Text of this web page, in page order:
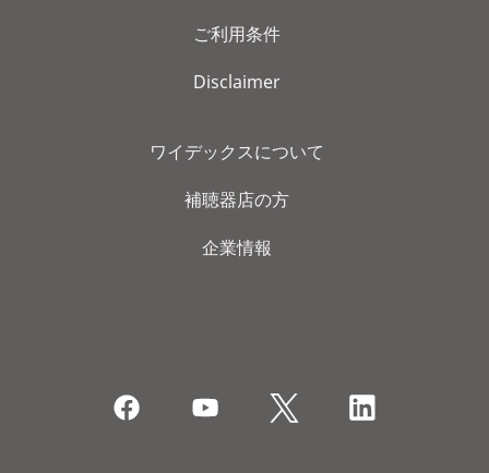
ご利用条件
Disclaimer
ワイデックスについて
補聴器店の方
企業情報